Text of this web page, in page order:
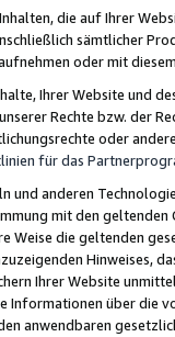
die auf Ihrer
sämtlicher
oder mit
Ihrer Website und
Rechte bzw. der
oder
für das
und anderen
mit den
Weise die geltenden
Hinweises,
Ihrer Website
Informationen über die
anwendbaren